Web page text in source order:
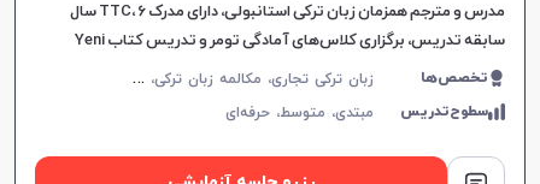
مدرس و مترجم همزمان زبان ترکی استانبولی، دارای مدرک TTC، 6 سال
سابقه تدریس، برگزاری کلاس‌های آمادگی تومر و تدریس کتاب Yeni
İstanbul، تقویت مهارت‌های مکالمه، خواندن و نوشتن
تخصص‌ها ز
بان ترکی تجاری، مکالمه زبان ترکی، زبان ترکی عمومی
سطوح‌تدریس مبتدی، متوسط،حرفه‌ای